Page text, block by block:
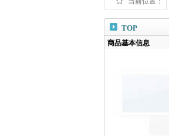
TOP
商品基本信息